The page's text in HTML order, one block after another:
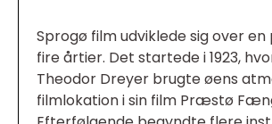
Sprogø film udviklede sig over
fire årtier. Det startede i 1923,
Theodor Dreyer brugte øens
filmlokation i sin film Præstø